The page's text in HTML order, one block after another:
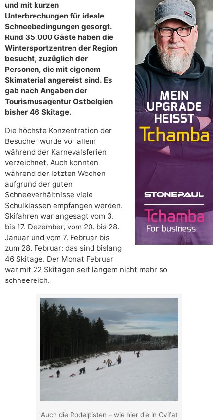
und mit kurzen
Unterbrechungen für ideale
Schneebedingungen gesorgt.
Rund 35.000 Gäste haben die
Wintersportzentren der Region
besucht, zuzüglich der
Personen, die mit eigenem
Skimaterial angereist sind. Es
gab nach Angaben der
Tourismusagentur Ostbelgien
bisher 46 Skitage.
Die höchste Konzentration der
Besucher wurde vor allem
während der Karnevalsferien
verzeichnet. Auch konnten
während der letzten Wochen
aufgrund der guten
Schneeverhältnisse viele
Schulklassen empfangen werden.
Skifahren war angesagt vom 3.
bis 17. Dezember, vom 20. bis 28.
Januar und vom 7. Februar bis
zum 28. Februar: das sind bislang
46 Skitage. Der Monat Februar
war mit 22 Skitagen seit langem nicht mehr so
schneereich.
Auch die Rodelpisten – wie hier die in Ovifat